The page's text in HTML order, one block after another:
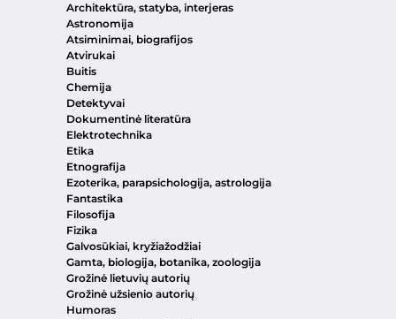
Architektūra, statyba, interjeras
Astronomija
Atsiminimai, biografijos
Atvirukai
Buitis
Chemija
Detektyvai
Dokumentinė literatūra
Elektrotechnika
Etika
Etnografija
Ezoterika, parapsichologija, astrologija
Fantastika
Filosofija
Fizika
Galvosūkiai, kryžiažodžiai
Gamta, biologija, botanika, zoologija
Grožinė lietuvių autorių
Grožinė užsienio autorių
Humoras